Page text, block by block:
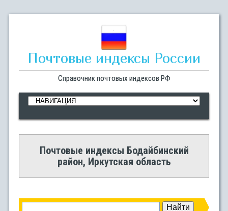
Почтовые индексы России
Справочник почтовых индексов РФ
Почтовые индексы Бодайбинский
район, Иркутская область